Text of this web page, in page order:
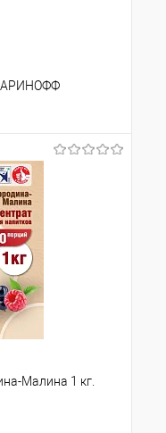
Сравнение
В наличии
Малина 1 кг.